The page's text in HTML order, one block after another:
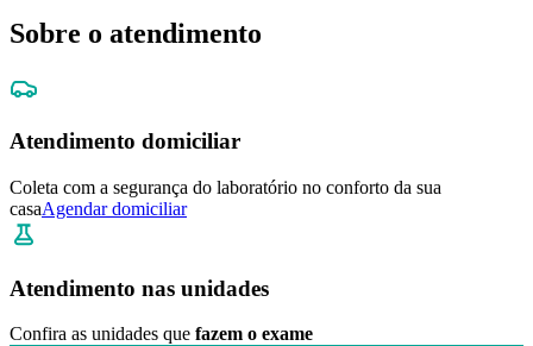
Sobre o atendimento
Atendimento domiciliar
Coleta com a segurança do laboratório no conforto da sua
casaAgendar domiciliar
Atendimento nas unidades
Confira as unidades que fazem o exame